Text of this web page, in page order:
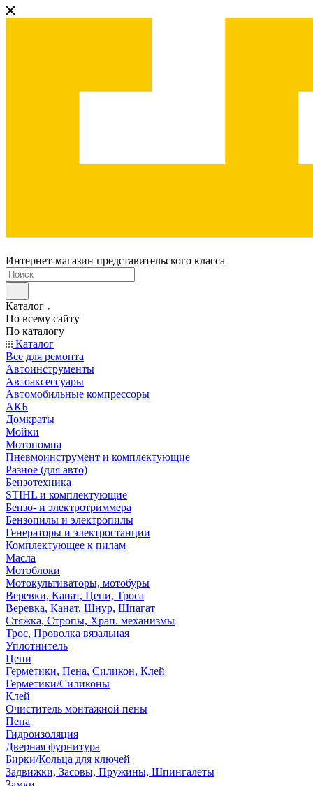
Интернет-магазин представительского класса
Каталог
По всему сайту
По каталогу
Каталог
Все для ремонта
Автоинструменты
Автоаксессуары
Автомобильные компрессоры
АКБ
Домкраты
Мойки
Мотопомпа
Пневмоинструмент и комплектующие
Разное (для авто)
Бензотехника
STIHL и комплектующие
Бензо- и электротриммера
Бензопилы и электропилы
Генераторы и электростанции
Комплектующее к пилам
Масла
Мотоблоки
Мотокультиваторы, мотобуры
Веревки, Канат, Цепи, Троса
Веревка, Канат, Шнур, Шпагат
Стяжка, Стропы, Храп. механизмы
Трос, Проволка вязальная
Уплотнитель
Цепи
Герметики, Пена, Силикон, Клей
Герметики/Силиконы
Клей
Очиститель монтажной пены
Пена
Гидроизоляция
Дверная фурнитура
Бирки/Кольца для ключей
Задвижки, Засовы, Пружины, Шпингалеты